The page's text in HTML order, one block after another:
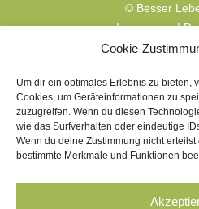
Cookie-
Um dir ein optimales Erlebnis zu bieten,
Cookies, um Geräteinformationen zu
zuzugreifen. Wenn du diesen
wie das Surfverhalten oder eindeutige
Wenn du deine Zustimmung nicht
bestimmte Merkmale und Funktionen
© Besser
Impressum|